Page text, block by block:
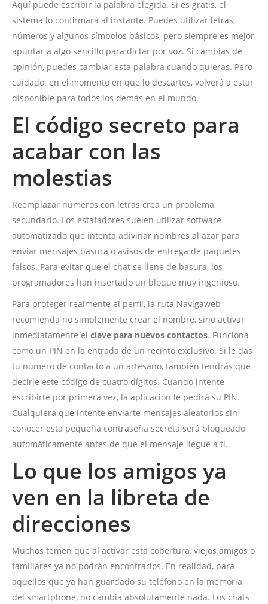
Aquí puede escribir la palabra elegida. Si es gratis, el
sistema lo confirmará al instante. Puedes utilizar letras,
números y algunos símbolos básicos, pero siempre es mejor
apuntar a algo sencillo para dictar por voz. Si cambias de
opinión, puedes cambiar esta palabra cuando quieras. Pero
cuidado: en el momento en que lo descartes, volverá a estar
disponible para todos los demás en el mundo.
El código secreto para
acabar con las
molestias
Reemplazar números con letras crea un problema
secundario. Los estafadores suelen utilizar software
automatizado que intenta adivinar nombres al azar para
enviar mensajes basura o avisos de entrega de paquetes
falsos. Para evitar que el chat se llene de basura, los
programadores han insertado un bloque muy ingenioso.
Para proteger realmente el perfil, la ruta Navigaweb
recomienda no simplemente crear el nombre, sino activar
inmediatamente el clave para nuevos contactos. Funciona
como un PIN en la entrada de un recinto exclusivo. Si le das
tu número de contacto a un artesano, también tendrás que
decirle este código de cuatro dígitos. Cuando intente
escribirte por primera vez, la aplicación le pedirá su PIN.
Cualquiera que intente enviarte mensajes aleatorios sin
conocer esta pequeña contraseña secreta será bloqueado
automáticamente antes de que el mensaje llegue a ti.
Lo que los amigos ya
ven en la libreta de
direcciones
Muchos temen que al activar esta cobertura, viejos amigos o
familiares ya no podrán encontrarlos. En realidad, para
aquellos que ya han guardado su teléfono en la memoria
del smartphone, no cambia absolutamente nada. Los chats